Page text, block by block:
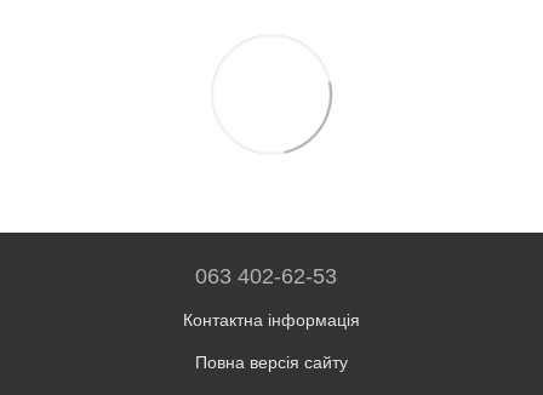
063 402-62-53
Контактна інформація
Повна версія сайту